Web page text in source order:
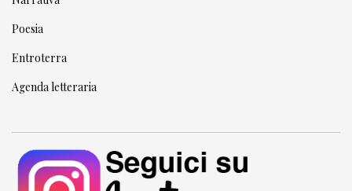
Poesia
Entroterra
Agenda letteraria